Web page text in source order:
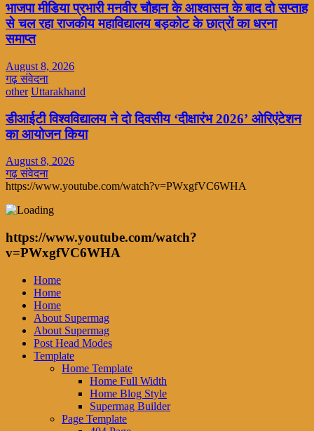
भाजपा मीडिया प्रभारी मनवीर चौहान के आश्वासन के बाद दो सप्ताह
से चल रहा राजकीय महाविद्यालय बड़कोट के छात्रों का धरना
समाप्त
August 8, 2026
गढ़ संवेदना
other Uttarakhand
डीआईटी विश्वविद्यालय ने दो दिवसीय ‘दीक्षारंभ 2026’ ओरिएंटेशन
का आयोजन किया
August 8, 2026
गढ़ संवेदना
https://www.youtube.com/watch?v=PWxgfVC6WHA
https://www.youtube.com/watch?
v=PWxgfVC6WHA
Home
Home
Home
About Supermag
About Supermag
Post Head Modes
Template
Home Template
Home Full Width
Home Blog Style
Supermag Builder
Page Template